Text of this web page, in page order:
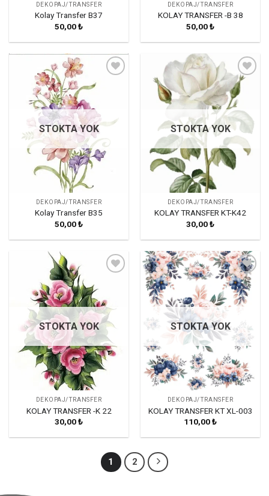
DEKOPAJ/TRANSFER
Kolay Transfer B37
50,00₺
DEKOPAJ/TRANSFER
KOLAY TRANSFER -B 38
50,00₺
Favorilerime
STOKTA YOK
DEKOPAJ/TRANSFER
Kolay Transfer B35
50,00₺
Favorilerime
Ekle
STOKTA YOK
DEKOPAJ/TRANSFER
KOLAY TRANSFER KT-K42
30,00₺
Favorilerime
Ekle
STOKTA YOK
DEKOPAJ/TRANSFER
KOLAY TRANSFER -K 22
30,00₺
Favorilerime
Ekle
STOKTA YOK
DEKOPAJ/TRANSFER
KOLAY TRANSFER KT XL-003
110,00₺
1 2